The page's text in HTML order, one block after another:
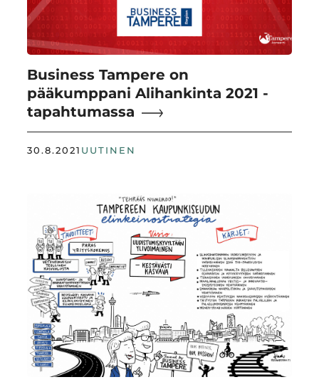
Business Tampere on
pääkumppani Alihankinta 2021 -
tapahtumassa
30.8.2021 UUTINEN